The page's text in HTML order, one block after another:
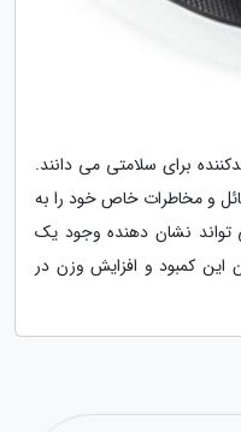
برای سلامتی می دانند.
و مخاطرات خاص خود را به
تواند نشان دهنده وجود یک
کمبود و افزایش وزن در